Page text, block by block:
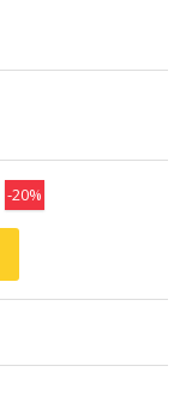
-20%